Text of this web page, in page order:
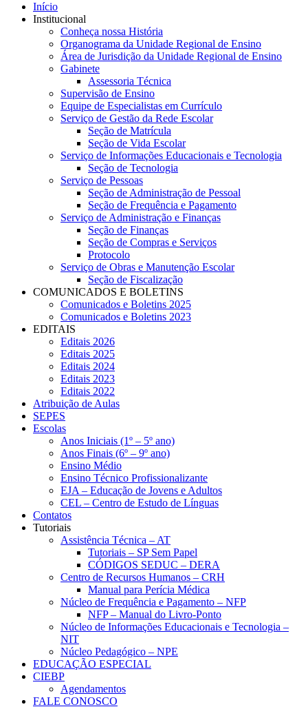
Início
Institucional
Conheça nossa História
Organograma da Unidade Regional de Ensino
Área de Jurisdição da Unidade Regional de Ensino
Gabinete
Assessoria Técnica
Supervisão de Ensino
Equipe de Especialistas em Currículo
Serviço de Gestão da Rede Escolar
Seção de Matrícula
Seção de Vida Escolar
Serviço de Informações Educacionais e Tecnologia
Seção de Tecnologia
Serviço de Pessoas
Seção de Administração de Pessoal
Seção de Frequência e Pagamento
Serviço de Administração e Finanças
Seção de Finanças
Seção de Compras e Serviços
Protocolo
Serviço de Obras e Manutenção Escolar
Seção de Fiscalização
COMUNICADOS E BOLETINS
Comunicados e Boletins 2025
Comunicados e Boletins 2023
EDITAIS
Editais 2026
Editais 2025
Editais 2024
Editais 2023
Editais 2022
Atribuição de Aulas
SEPES
Escolas
Anos Iniciais (1º – 5º ano)
Anos Finais (6º – 9º ano)
Ensino Médio
Ensino Técnico Profissionalizante
EJA – Educação de Jovens e Adultos
CEL – Centro de Estudo de Línguas
Contatos
Tutoriais
Assistência Técnica – AT
Tutoriais – SP Sem Papel
CÓDIGOS SEDUC – DERA
Centro de Recursos Humanos – CRH
Manual para Perícia Médica
Núcleo de Frequência e Pagamento – NFP
NFP – Manual do Livro-Ponto
Núcleo de Informações Educacionais e Tecnologia –
NIT
Núcleo Pedagógico – NPE
EDUCAÇÃO ESPECIAL
CIEBP
Agendamentos
FALE CONOSCO